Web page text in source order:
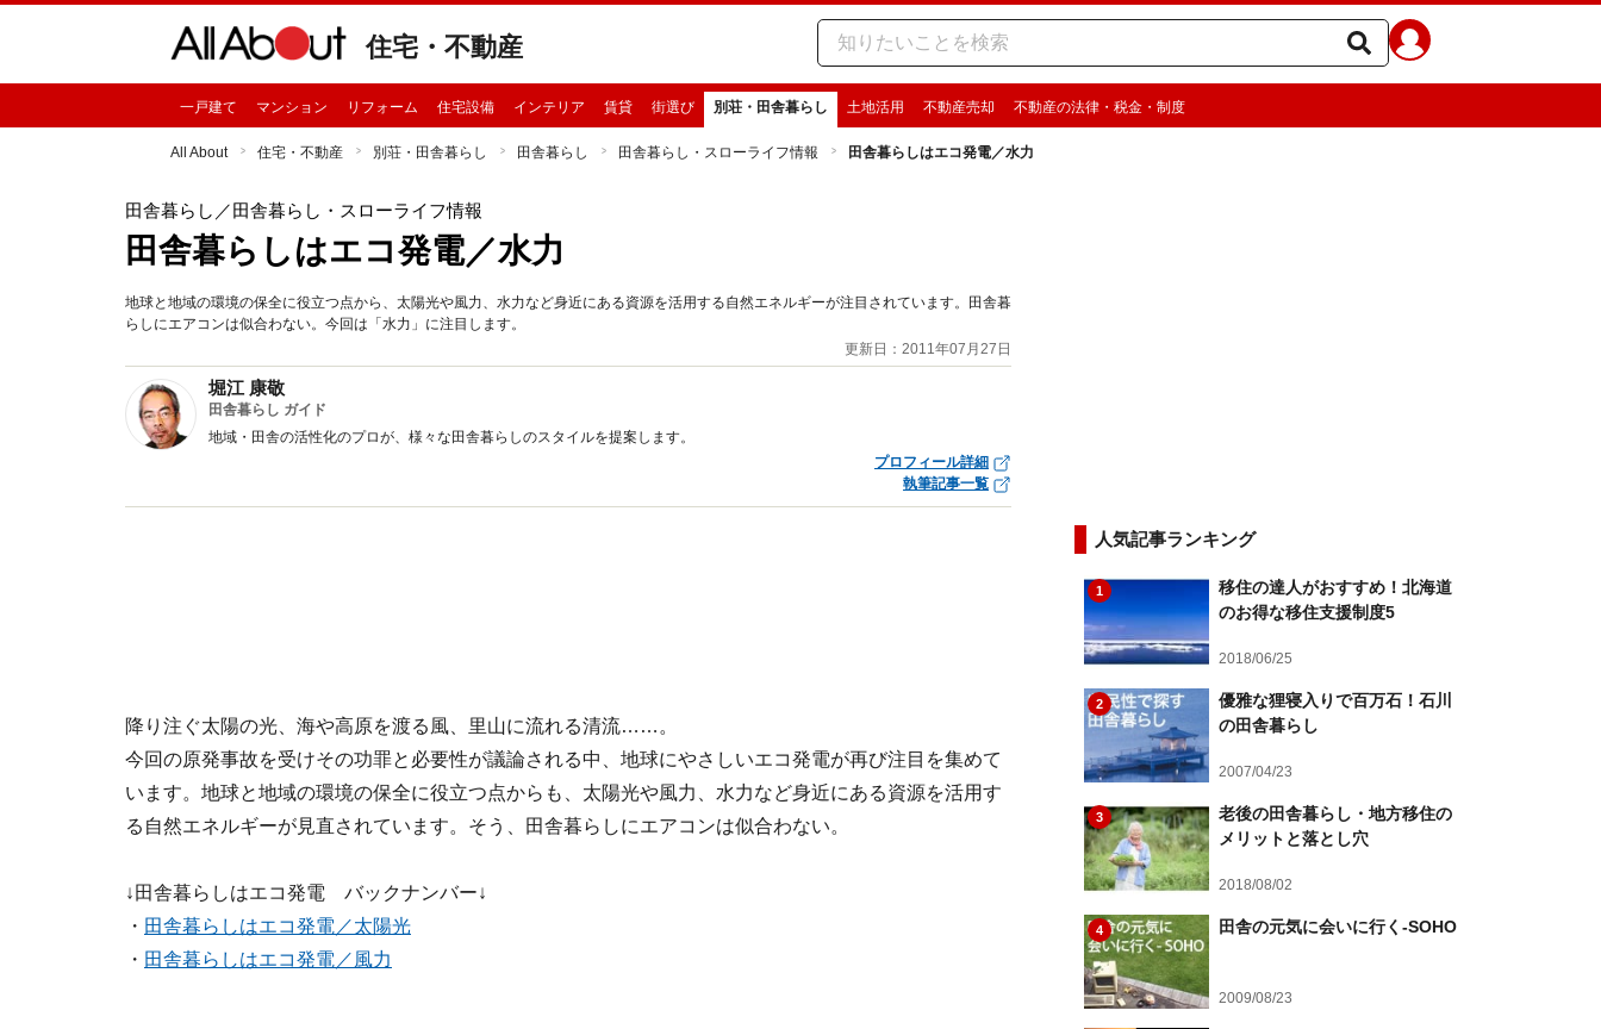
住宅・不動産
一戸建て マンション リフォーム 住宅設備 インテリア 賃貸 街選び 別荘・田舎暮らし 土地活用 不動産売却 不動産の法律・税金・制度
All About 住宅・不動産 別荘・田舎暮らし 田舎暮らし 田舎暮らし・スローライフ情報 田舎暮らしはエコ発電／水力
田舎暮らし ／田舎暮らし・スローライフ情報
田舎暮らしはエコ発電／水力
地球と地域の環境の保全に役立つ点から、太陽光や風力、水力など身近にある資源を活用する自然エネルギーが注目されています。田舎暮
らしにエアコンは似合わない。今回は「水力」に注目します。
更新日：2011年07月27日
堀江 康敬
田舎暮らし ガイド
地域・田舎の活性化のプロが、様々な田舎暮らしのスタイルを提案します。
プロフィール詳細
執筆記事一覧
降り注ぐ太陽の光、海や高原を渡る風、里山に流れる清流……。
今回の原発事故を受けその功罪と必要性が議論される中、地球にやさしいエコ発電が再び注目を集めて
います。地球と地域の環境の保全に役立つ点からも、太陽光や風力、水力など身近にある資源を活用す
る自然エネルギーが見直されています。そう、田舎暮らしにエアコンは似合わない。
↓田舎暮らしはエコ発電 バックナンバー↓
・ 田舎暮らしはエコ発電／太陽光
・ 田舎暮らしはエコ発電／風力
人気記事ランキング
1
移住の達人がおすすめ！北海道
のお得な移住支援制度5
2018/06/25
2
優雅な狸寝入りで百万石！石川
の田舎暮らし
2007/04/23
3
老後の田舎暮らし・地方移住の
メリットと落とし穴
2018/08/02
4 田舎の元気に会いに行く-SOHO
2009/08/23